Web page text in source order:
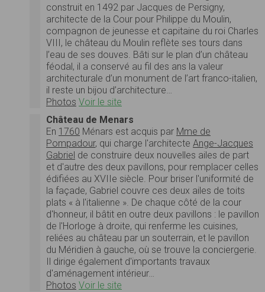
construit en 1492 par Jacques de Persigny,
architecte de la Cour pour Philippe du Moulin,
compagnon de jeunesse et capitaine du roi Charles
VIII, le château du Moulin reflète ses tours dans
l’eau de ses douves. Bâti sur le plan d’un château
féodal, il a conservé au fil des ans la valeur
architecturale d’un monument de l’art franco-italien,
il reste un bijou d’architecture…
Photos Voir le site
Château de Menars
En 1760 Ménars est acquis par Mme de
Pompadour, qui charge l'architecte Ange-Jacques
Gabriel de construire deux nouvelles ailes de part
et d'autre des deux pavillons, pour remplacer celles
édifiées au XVIIe siècle. Pour briser l'uniformité de
la façade, Gabriel couvre ces deux ailes de toits
plats « à l'italienne ». De chaque côté de la cour
d'honneur, il bâtit en outre deux pavillons : le pavillon
de l'Horloge à droite, qui renferme les cuisines,
reliées au château par un souterrain, et le pavillon
du Méridien à gauche, où se trouve la conciergerie.
Il dirige également d'importants travaux
d'aménagement intérieur…
Photos Voir le site